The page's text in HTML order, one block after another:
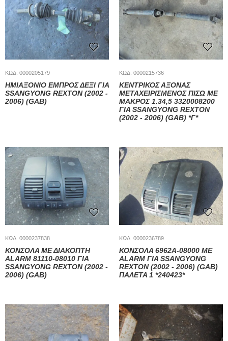
ΚΩΔ. 0000205179
ΗΜΙΑΞΟΝΙΟ ΕΜΠΡΟΣ ΔΕΞΙ ΓΙΑ
SSANGYONG REXTON (2002 -
2006) (GAB)
ΚΩΔ. 0000215736
ΚΕΝΤΡΙΚΟΣ ΑΞΟΝΑΣ
ΜΕΤΑΧΕΙΡΙΣΜΕΝΟΣ ΠΙΣΩ ΜΕ
ΜΑΚΡΟΣ 1.34,5 3320008200
ΓΙΑ SSANGYONG REXTON
(2002 - 2006) (GAB) *Γ*
ΚΩΔ. 0000237838
ΚΟΝΣΟΛΑ ΜΕ ΔΙΑΚΟΠΤΗ
ALARM 81110-08010 ΓΙΑ
SSANGYONG REXTON (2002 -
2006) (GAB)
ΚΩΔ. 0000236789
ΚΟΝΣΟΛΑ 6962A-08000 ΜΕ
ALARM ΓΙΑ SSANGYONG
REXTON (2002 - 2006) (GAB)
ΠΑΛΕΤΑ 1 *240423*